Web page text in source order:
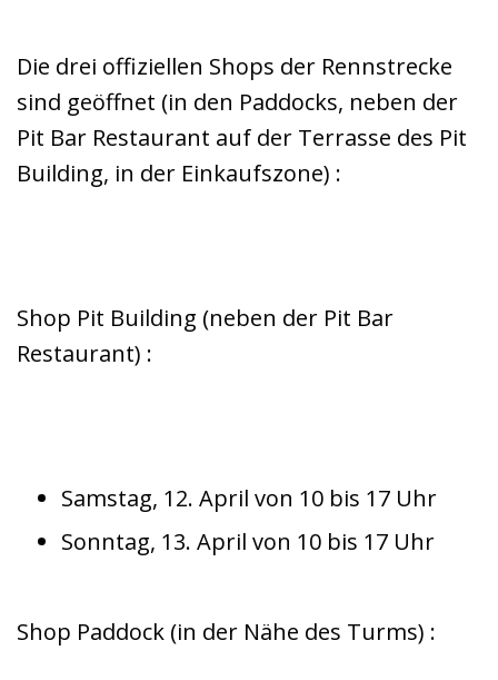
Die drei offiziellen Shops der Rennstrecke
sind geöffnet (in den Paddocks, neben der
Pit Bar Restaurant auf der Terrasse des Pit
Building, in der Einkaufszone) :
Shop Pit Building (neben der Pit Bar
Restaurant) :
Samstag, 12. April von 10 bis 17 Uhr
Sonntag, 13. April von 10 bis 17 Uhr
Shop Paddock (in der Nähe des Turms) :